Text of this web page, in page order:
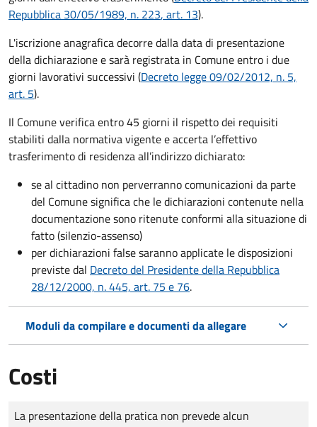
Repubblica 30/05/1989, n. 223, art. 13).
L'iscrizione anagrafica decorre dalla data di presentazione
della dichiarazione e sarà registrata in Comune entro i due
giorni lavorativi successivi (Decreto legge 09/02/2012, n. 5,
art. 5).
Il Comune verifica entro45 giorni il rispetto dei requisiti
stabiliti dalla normativa vigente e accerta l’effettivo
trasferimento di residenza all’indirizzo dichiarato:
se al cittadino non perverranno comunicazioni da parte
del Comune significa che le dichiarazioni contenute nella
documentazione sono ritenute conformi alla situazione di
fatto (silenzio-assenso)
per dichiarazioni false saranno applicate le disposizioni
previste dal Decreto del Presidente della Repubblica
28/12/2000, n. 445, art. 75 e 76.
Moduli da compilare e documenti da allegare
Costi
Tipo di pagamento
Importo
La presentazione della pratica non prevede alcun